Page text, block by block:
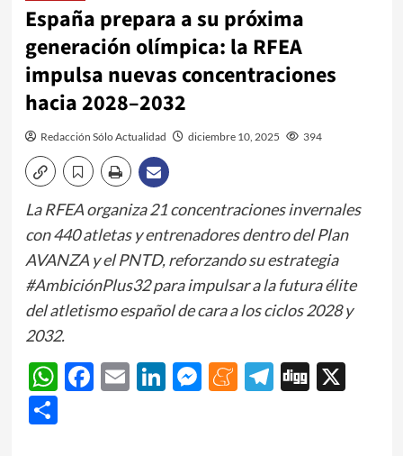
España prepara a su próxima
generación olímpica: la RFEA
impulsa nuevas concentraciones
hacia 2028–2032
Redacción Sólo Actualidad diciembre 10, 2025 394
La RFEA organiza 21 concentraciones invernales
con 440 atletas y entrenadores dentro del Plan
AVANZA y el PNTD, reforzando su estrategia
#AmbiciónPlus32 para impulsar a la futura élite
del atletismo español de cara a los ciclos 2028 y
2032.
WhatsApp
Facebook
EmailLinkedIn
Messenger
Meneame
Telegram
Digg
X
Share